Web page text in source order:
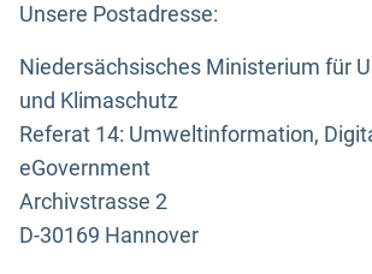
Unsere Postadresse:
Niedersächsisches Ministerium für
und Klimaschutz
Referat 14: Umweltinformation,
eGovernment
Archivstrasse 2
D-30169 Hannover